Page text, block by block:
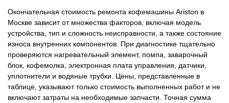
Окончательная стоимость ремонта кофемашины Ariston в
Москве зависит от множества факторов, включая модель
устройства, тип и сложность неисправности, а также состояние
износа внутренних компонентов. При диагностике тщательно
проверяются нагревательный элемент, помпа, заварочный
блок, кофемолка, электронная плата управления, датчики,
уплотнители и водяные трубки. Цены, представленные в
таблице, указывают только стоимость выполненных работ и не
включают затраты на необходимые запчасти. Точная сумма